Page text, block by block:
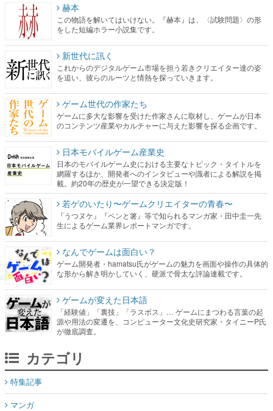
赫本
この物語を解いてはいけない。『赫本』は、〈試験問題〉の形
をした短編ホラー小説集です。
新世代に訊く
これからのデジタルゲーム市場を担う若きクリエイター達の姿
を追い、彼らのルーツと情熱を探っていきます。
ゲーム世代の作家たち
ゲームに多大な影響を受けた作家さんに取材し、ゲームが日本
のコンテンツ産業やカルチャーに与えた影響を探る企画です。
日本モバイルゲーム産業史
日本のモバイルゲーム史における主要なトピック・タイトルを
網羅するほか、開発者へのインタビューや識者による解説を掲
載。約20年の歴史が一望できる決定版！
若ゲのいたり〜ゲームクリエイターの青春〜
『うつヌケ』『ペンと箸』等で知られるマンガ家・田中圭一先
生によるゲーム業界レポートマンガです。
なんでゲームは面白い？
ゲーム開発者・hamatsu氏がゲームの魅力を画面や操作の具体的
な形から解き明かしていく、硬派で骨太な評論連載です。
ゲームが変えた日本語
「経験値」「裏技」「ラスボス」… ゲームにまつわる言葉の起
源や用法の変遷を、コンピューター文化史研究家・タイニーP氏
が徹底調査。
カテゴリ
特集記事
マンガ